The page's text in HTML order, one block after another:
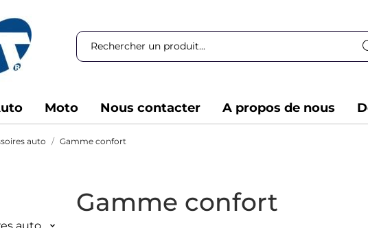
Moto Nous contacter A propos de nous
auto Gamme confort
Gamme confort